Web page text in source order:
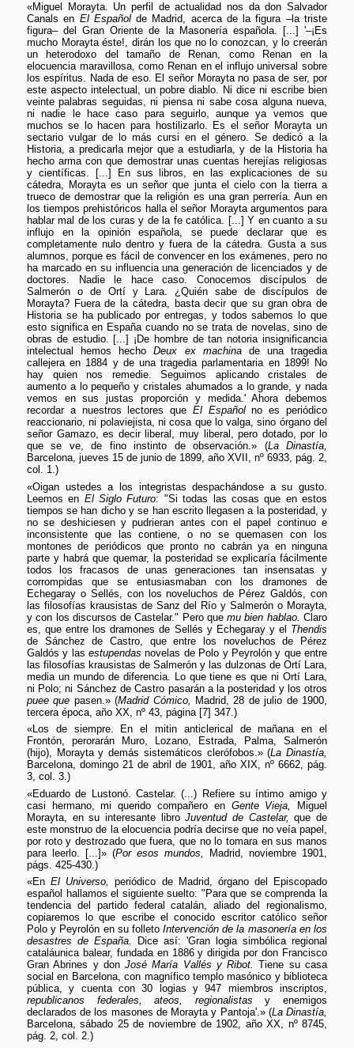
«Miguel Morayta. Un perfil de actualidad nos da don Salvador
Canals en El Españolde Madrid, acerca de la figura –la triste
figura– del Gran Oriente de la Masonería española. [...] '–¡Es
mucho Morayta éste!, dirán los que no lo conozcan, y lo creerán
un heterodoxo del tamaño de Renan, como Renan en la
elocuencia maravillosa, como Renan en el influjo universal sobre
los espíritus. Nada de eso. El señor Morayta no pasa de ser, por
este aspecto intelectual, un pobre diablo. Ni dice ni escribe bien
veinte palabras seguidas, ni piensa ni sabe cosa alguna nueva,
ni nadie le hace caso para seguirlo, aunque ya vemos que
muchos se lo hacen para hostilizarlo. Es el señor Morayta un
sectario vulgar de lo más cursi en el género. Se dedicó a la
Historia, a predicarla mejor que a estudiarla, y de la Historia ha
hecho arma con que demostrar unas cuentas herejías religiosas
y científicas. [...] En sus libros, en las explicaciones de su
cátedra, Morayta es un señor que junta el cielo con la tierra a
trueco de demostrar que la religión es una gran perrería. Aun en
los tiempos prehistóricos halla el señor Morayta argumentos para
hablar mal de los curas y de la fe católica. [...] Y en cuanto a su
influjo en la opinión española, se puede declarar que es
completamente nulo dentro y fuera de la cátedra. Gusta a sus
alumnos, porque es fácil de convencer en los exámenes, pero no
ha marcado en su influencia una generación de licenciados y de
doctores. Nadie le hace caso. Conocemos discípulos de
Salmerón o de Ortí y Lara. ¿Quién sabe de discípulos de
Morayta? Fuera de la cátedra, basta decir que su gran obra de
Historia se ha publicado por entregas, y todos sabemos lo que
esto significa en España cuando no se trata de novelas, sino de
obras de estudio. [...] ¡De hombre de tan notoria insignificancia
intelectual hemos hechoDeux ex machinade una tragedia
callejera en 1884 y de una tragedia parlamentaria en 1899! No
hay quien nos remedie. Seguimos aplicando cristales de
aumento a lo pequeño y cristales ahumados a lo grande, y nada
vemos en sus justas proporción y medida.' Ahora debemos
recordar a nuestros lectores que El Españolno es periódico
reaccionario, ni polaviejista, ni cosa que lo valga, sino órgano del
señor Gamazo, es decir liberal, muy liberal, pero dotado, por lo
que se ve, de fino instinto de observación.» (La Dinastía,
Barcelona, jueves 15 de junio de 1899, año XVII, nº 6933, pág. 2,
col. 1.)
«Oigan ustedes a los integristas despachándose a su gusto.
Leemos en El Siglo Futuro: "Si todas las cosas que en estos
tiempos se han dicho y se han escrito llegasen a la posteridad, y
no se deshiciesen y pudrieran antes con el papel continuo e
inconsistente que las contiene, o no se quemasen con los
montones de periódicos que pronto no cabrán ya en ninguna
parte y habrá que quemar, la posteridad se explicaría fácilmente
todos los fracasos de unas generaciones tan insensatas y
corrompidas que se entusiasmaban con los dramones de
Echegaray o Sellés, con los noveluchos de Pérez Galdós, con
las filosofías krausistas de Sanz del Río y Salmerón o Morayta,
y con los discursos de Castelar." Pero quemu bien hablao. Claro
es, que entre los dramones de Sellés y Echegaray y el Thendis
de Sánchez de Castro, que entre los noveluchos de Pérez
Galdós y lasestupendas novelas de Polo y Peyrolón y que entre
las filosofías krausistas de Salmerón y las dulzonas de Ortí Lara,
media un mundo de diferencia. Lo que tiene es que ni Ortí Lara,
ni Polo; ni Sánchez de Castro pasarán a la posteridad y los otros
puee que pasen.» (Madrid Cómico,
Madrid, 28 de julio de 1900,
tercera época, año XX, nº 43, página [7] 347.)
«Los de siempre. En el mitin anticlerical de mañana en el
Frontón, perorarán Muro, Lozano, Estrada, Palma, Salmerón
(hijo), Morayta y demás sistemáticos clerófobos.» (La Dinastía,
Barcelona, domingo 21 de abril de 1901, año XIX, nº 6662, pág.
3, col. 3.)
«Eduardo de Lustonó. Castelar. (...) Refiere su íntimo amigo y
casi hermano, mi querido compañero en Gente Vieja,
Miguel
Morayta, en su interesante libroJuventud de Castelar, que de
este monstruo de la elocuencia podría decirse que no veía papel,
por roto y destrozado que fuera, que no lo tomara en sus manos
para leerlo. [...]» (Por esos mundos,
Madrid, noviembre 1901,
págs. 425-430.)
«EnEl Universo, periódico de Madrid, órgano del Episcopado
español hallamos el siguiente suelto: "Para que se comprenda la
tendencia del partido federal catalán, aliado del regionalismo,
copiaremos lo que escribe el conocido escritor católico señor
Polo y Peyrolón en su folletoIntervención de la masonería en los
desastres de España. Dice así: 'Gran logia simbólica regional
cataláunica balear, fundada en 1886 y dirigida por don Francisco
Gran Abrines y donJosé María Vallés y Ribot. Tiene su casa
social en Barcelona, con magnífico templo masónico y biblioteca
pública, y cuenta con 30 logias y 947 miembros inscriptos,
republicanos federales, ateos, regionalistas y enemigos
declarados de los masones de Morayta y Pantoja'.» (La Dinastía,
Barcelona, sábado 25 de noviembre de 1902, año XX, nº 8745,
pág. 2, col. 2.)